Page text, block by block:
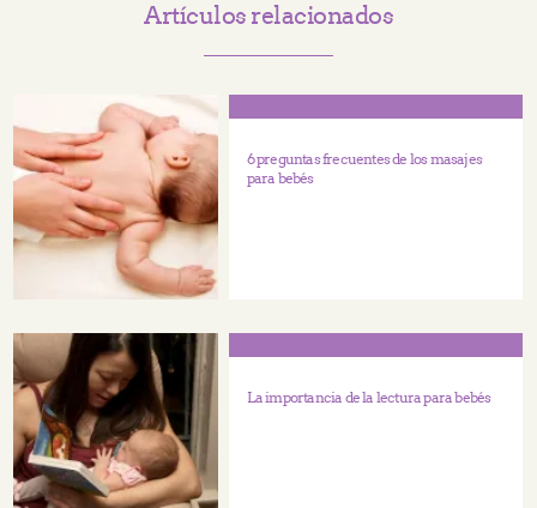
Artículos relacionados
6 preguntas frecuentes de los masajes
para bebés
La importancia de la lectura para bebés